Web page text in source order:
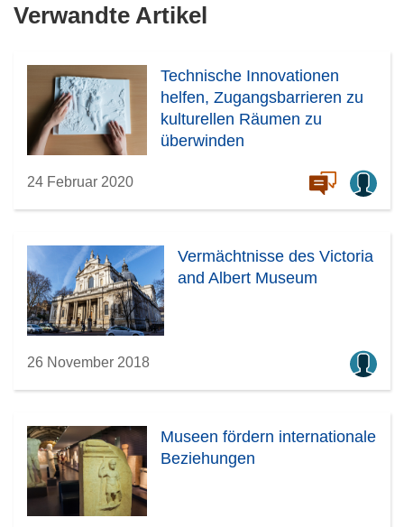
Verwandte Artikel
Technische Innovationen
helfen, Zugangsbarrieren zu
kulturellen Räumen zu
überwinden
24 Februar 2020
Vermächtnisse des Victoria
and Albert Museum
26 November 2018
Museen fördern internationale
Beziehungen